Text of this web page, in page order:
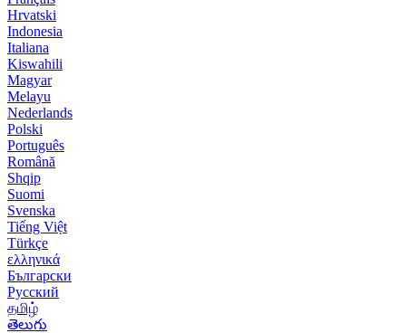
Hrvatski
Indonesia
Italiana
Kiswahili
Magyar
Melayu
Nederlands
Polski
Português
Română
Shqip
Suomi
Svenska
Tiếng Việt
Türkçe
ελληνικά
Български
Русский
தமிழ்
తెలుగు